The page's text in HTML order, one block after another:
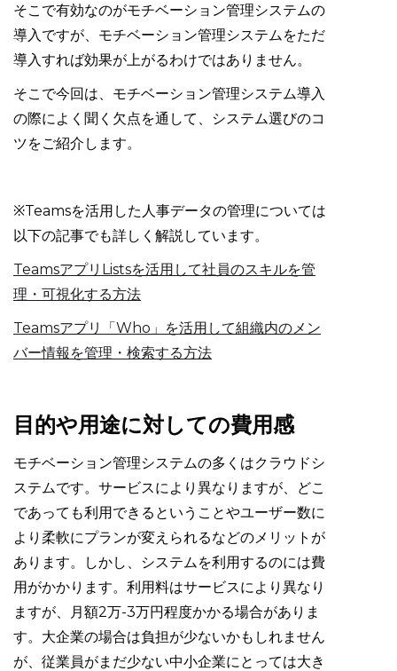
そこで有効なのがモチベーション管理システムの
導入ですが、モチベーション管理システムをただ
導入すれば効果が上がるわけではありません。
そこで今回は、モチベーション管理システム導入
の際によく聞く欠点を通して、システム選びのコ
ツをご紹介します。
※Teamsを活用した人事データの管理については
以下の記事でも詳しく解説しています。
TeamsアプリListsを活用して社員のスキルを管
理・可視化する方法
Teamsアプリ「Who」を活用して組織内のメン
バー情報を管理・検索する方法
目的や用途に対しての費用感
モチベーション管理システムの多くはクラウドシ
ステムです。サービスにより異なりますが、どこ
であっても利用できるということやユーザー数に
より柔軟にプランが変えられるなどのメリットが
あります。しかし、システムを利用するのには費
用がかかります。利用料はサービスにより異なり
ますが、月額2万-3万円程度かかる場合がありま
す。大企業の場合は負担が少ないかもしれません
が、従業員がまだ少ない中小企業にとっては大き